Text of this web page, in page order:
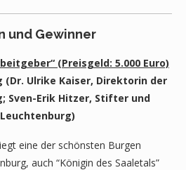
und Gewinner
(Preisgeld: 5.000 Euro)
Ulrike Kaiser, Direktorin der
Sven-Erik Hitzer, Stifter und
eine der schönsten Burgen
auch “Königin des Saaletals”